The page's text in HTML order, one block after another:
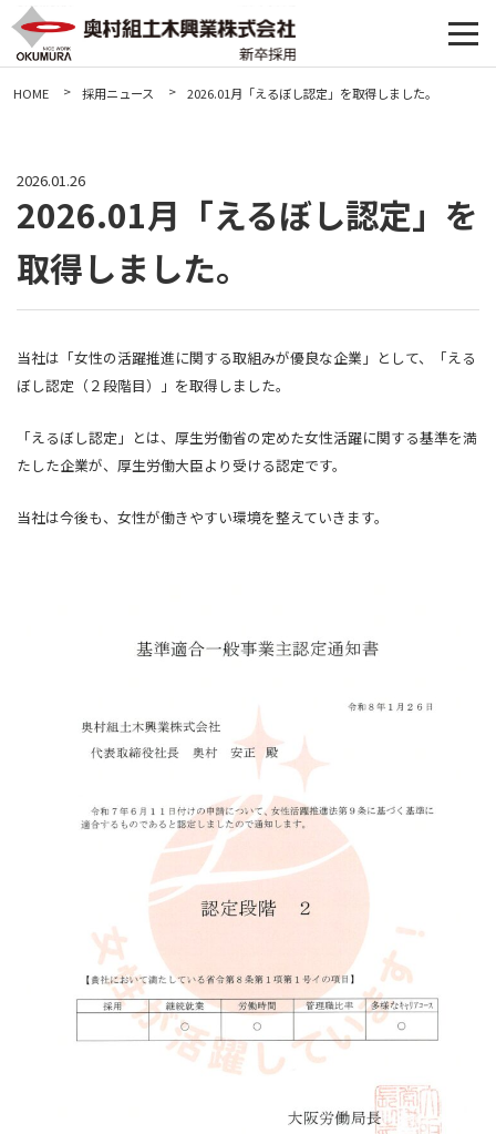
HOME 採用ニュース 2026.01月「えるぼし認定」を取得しました。
2026.01.26
2026.01月「えるぼし認定」を
取得しました。
当社は「女性の活躍推進に関する取組みが優良な企業」として、「える
ぼし認定（２段階目）」を取得しました。
「えるぼし認定」とは、厚生労働省の定めた女性活躍に関する基準を満
たした企業が、厚生労働大臣より受ける認定です。
当社は今後も、女性が働きやすい環境を整えていきます。